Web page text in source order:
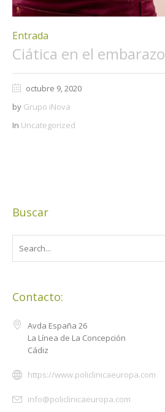
Entrada
Ciática en el embarazo
octubre 9, 2020
by Grupo iNova
In Uncategorized
Buscar
Contacto:
Avda España 26
La Línea de La Concepción
Cádiz
https://www.policlinicaeuropa.com
info@policlinicaeuropa.com